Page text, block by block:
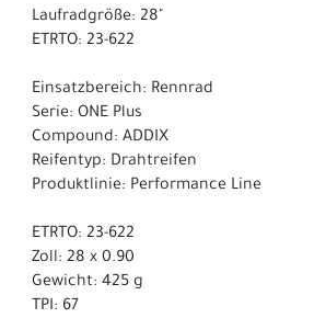
Laufradgröße: 28"
ETRTO: 23-622
Einsatzbereich: Rennrad
Serie: ONE Plus
Compound: ADDIX
Reifentyp: Drahtreifen
Produktlinie: Performance Line
ETRTO: 23-622
Zoll: 28 x 0.90
Gewicht: 425 g
TPI: 67